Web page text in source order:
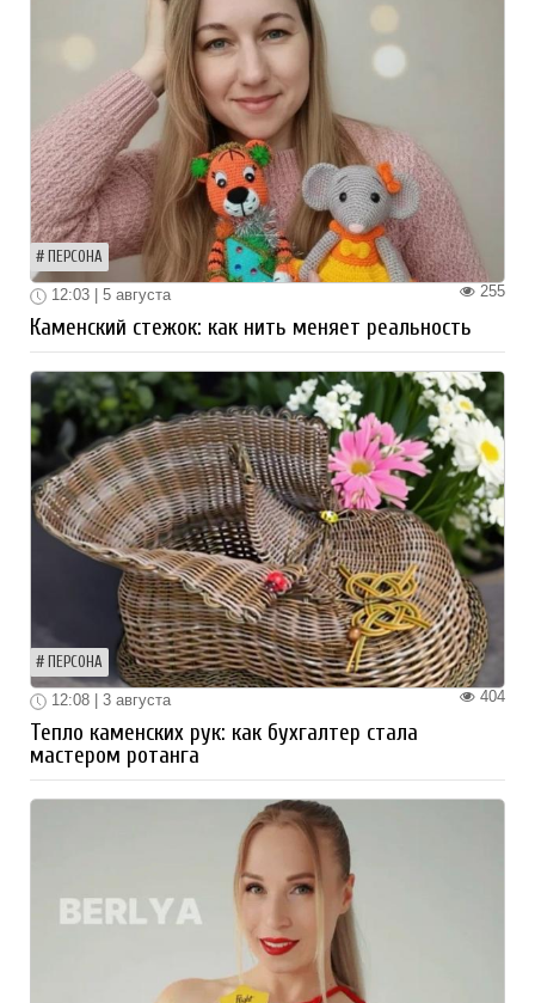
ПЕРСОНА
255
12:03 | 5 августа
Каменский стежок: как нить меняет реальность
ПЕРСОНА
404
12:08 | 3 августа
Тепло каменских рук: как бухгалтер стала
мастером ротанга